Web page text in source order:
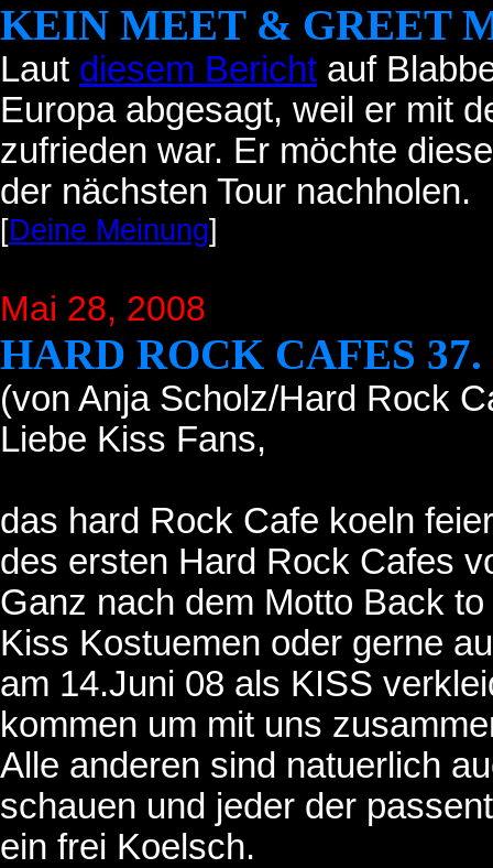
KEIN MEET & GREET
Laut diesem Bericht auf
Europa abgesagt, weil er mit
zufrieden war. Er möchte
der nächsten Tour nachholen.
[Deine Meinung]
Mai 28, 2008
HARD ROCK CAFES
(von Anja Scholz/Hard Rock
Liebe Kiss Fans,
das hard Rock Cafe koeln
des ersten Hard Rock Cafes
Ganz nach dem Motto Back
Kiss Kostuemen oder gerne
am 14.Juni 08 als KISS
kommen um mit uns
Alle anderen sind natuerlich
schauen und jeder der
ein frei Koelsch.